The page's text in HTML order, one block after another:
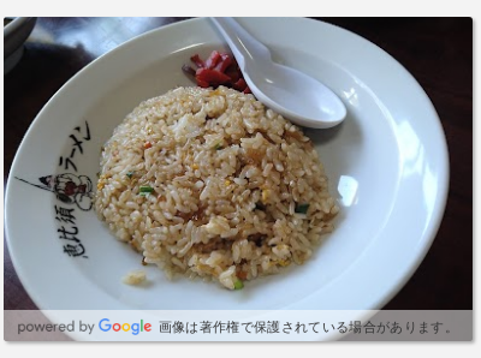
画像は著作権で保護されている場合があります。